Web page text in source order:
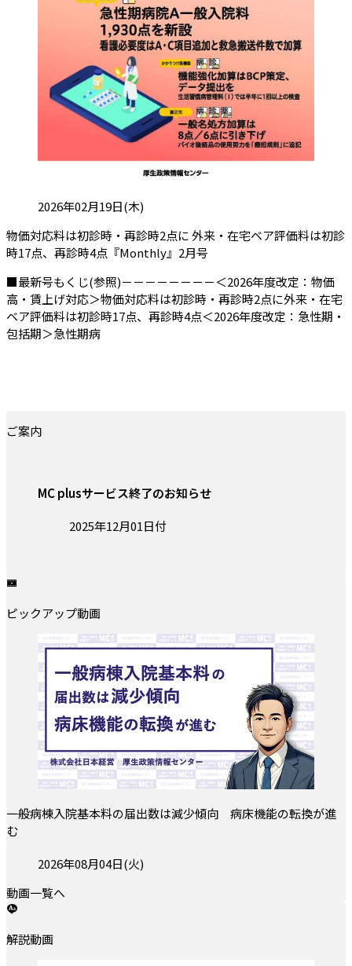
投稿日:2026年02月19日(木)
物価対応料は初診時・再診時2点に 外来・在宅ベア評価料は初診
時17点、再診時4点『Monthly』2月号
■最新号もくじ(参照)－－－－－－－－＜2026年度改定：物価
高・賃上げ対応＞物価対応料は初診時・再診時2点に外来・在宅
ベア評価料は初診時17点、再診時4点＜2026年度改定：急性期・
包括期＞急性期病
ご案内
MC plusサービス終了のお知らせ
投稿日:2025年12月01日付
ピックアップ動画
一般病棟入院基本料の届出数は減少傾向 病床機能の転換が進
む
投稿日:2026年08月04日(火)
動画一覧へ
解説動画